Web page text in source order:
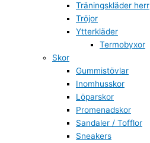
Träningskläder herr
Tröjor
Ytterkläder
Termobyxor
Skor
Gummistövlar
Inomhusskor
Löparskor
Promenadskor
Sandaler / Tofflor
Sneakers